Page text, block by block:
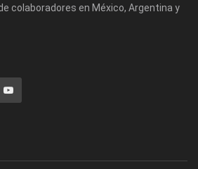
colaboradores en México, Argentina y